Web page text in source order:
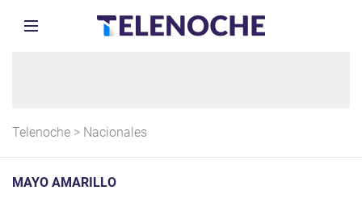
Telenoche > Nacionales
MAYO AMARILLO